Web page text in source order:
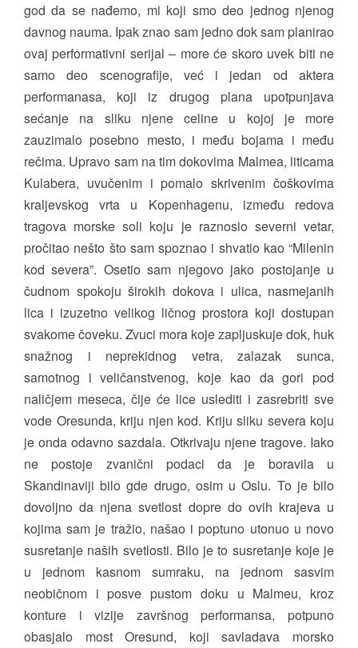
god da se nađemo, mi koji smo deo jednog njenog
davnog nauma. Ipak znao sam jedno dok sam planirao
ovaj performativni serijal – more će skoro uvek biti ne
samo deo scenografije, već i jedan od aktera
performanasa, koji iz drugog plana upotpunjava
sećanje na sliku njene celine u kojoj je more
zauzimalo posebno mesto, i među bojama i među
rečima. Upravo sam na tim dokovima Malmea, liticama
Kulabera, uvučenim i pomalo skrivenim čoškovima
kraljevskog vrta u Kopenhagenu, između redova
tragova morske soli koju je raznosio severni vetar,
pročitao nešto što sam spoznao i shvatio kao “Milenin
kod severa”. Osetio sam njegovo jako postojanje u
čudnom spokoju širokih dokova i ulica, nasmejanih
lica i izuzetno velikog ličnog prostora koji dostupan
svakome čoveku. Zvuci mora koje zapljuskuje dok, huk
snažnog i neprekidnog vetra, zalazak sunca,
samotnog i veličanstvenog, koje kao da gori pod
naličjem meseca, čije će lice uslediti i zasrebriti sve
vode Oresunda, kriju njen kod. Kriju sliku severa koju
je onda odavno sazdala. Otkrivaju njene tragove. Iako
ne postoje zvanični podaci da je boravila u
Skandinaviji bilo gde drugo, osim u Oslu. To je bilo
dovoljno da njena svetlost dopre do ovih krajeva u
kojima sam je tražio, našao i poptuno utonuo u novo
susretanje naših svetlosti. Bilo je to susretanje koje je
u jednom kasnom sumraku, na jednom sasvim
neobičnom i posve pustom doku u Malmeu, kroz
konture i vizije završnog performansa, potpuno
obasjalo most Oresund, koji savladava morsko